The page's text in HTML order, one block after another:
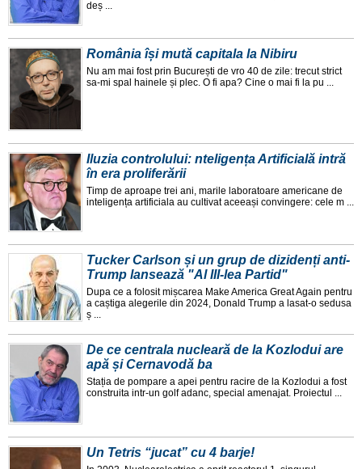
deș ...
România își mută capitala la Nibiru
Nu am mai fost prin București de vro 40 de zile: trecut strict
sa-mi spal hainele și plec. O fi apa? Cine o mai fi la pu ...
Iluzia controlului: nteligența Artificială intră
în era proliferării
Timp de aproape trei ani, marile laboratoare americane de
inteligența artificiala au cultivat aceeași convingere: cele m ...
Tucker Carlson și un grup de dizidenți anti-
Trump lansează "Al III-lea Partid"
Dupa ce a folosit mișcarea Make America Great Again pentru
a caștiga alegerile din 2024, Donald Trump a lasat-o sedusa
ș ...
De ce centrala nucleară de la Kozlodui are
apă și Cernavodă ba
Stația de pompare a apei pentru racire de la Kozlodui a fost
construita intr-un golf adanc, special amenajat. Proiectul ...
Un Tetris “jucat” cu 4 barje!